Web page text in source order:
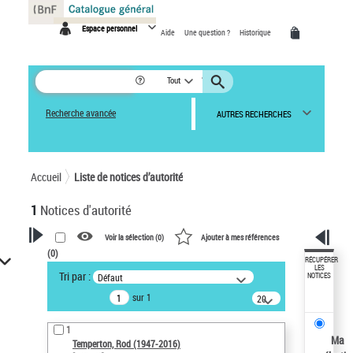
Espace personnel Aide Une question ? Historique
Tout
Recherche avancée AUTRES RECHERCHES
Accueil Liste de notices d’autorité
1 Notices d'autorité
VOTRE RECHERCHE
Recherche avancée dans les
notices d’autorité
Œuvres liées à l'auteur :
Temperton, Rod (1947-2016)
Voir la sélection (0) Ajouter à mes références
(0)
Tri par : Défaut
sur 1
20
résultats/page
1
Temperton, Rod (1947-2016)
RÉCUPÉRER
LES
NOTICES
Ma
Panneau de gestion des cookies